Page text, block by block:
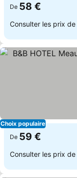
De 58 €
Consulter les prix de
Choix populaire
De 59 €
Consulter les prix de